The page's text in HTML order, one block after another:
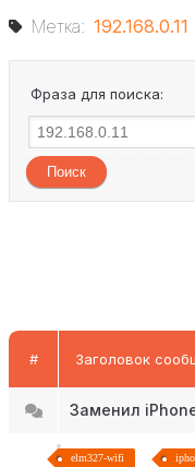
Метка: 192.168.0.11
Фраза для поиска:
# Заголовок
Заменил iPhone
elm327-wifi